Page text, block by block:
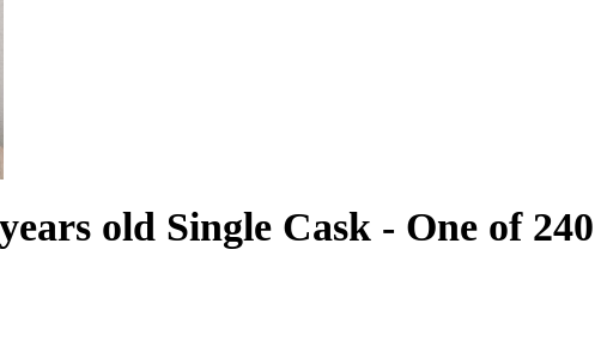
old Single Cask - One of 240